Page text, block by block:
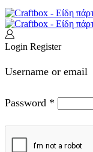
Login Register
Username or email
Password *